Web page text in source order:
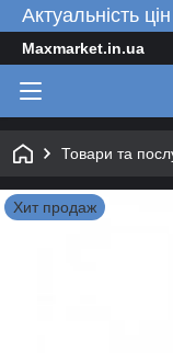
Актуальність
Maxmarket.in.ua
Товари та
Хит продаж